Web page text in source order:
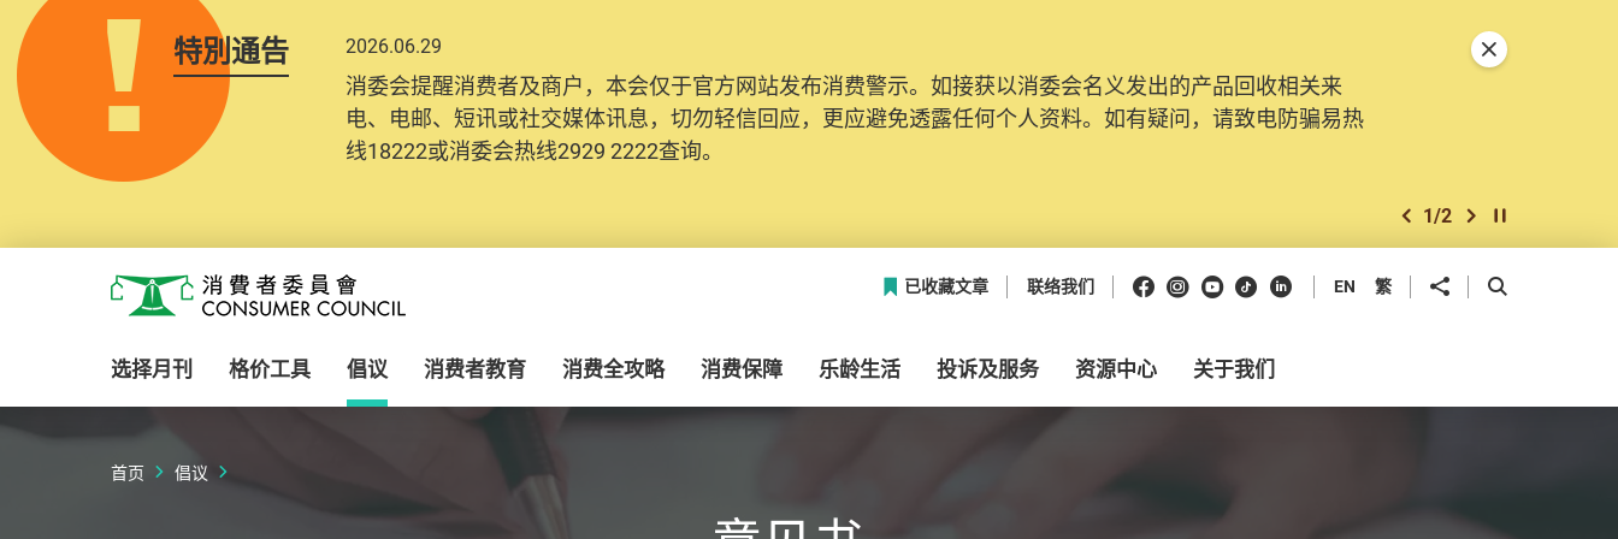
特別通告 2026.06.29
消委会提醒消费者及商户，本会仅于官方网站发布消费警示。如接获以消委会名义发出的产品回收相关来
电、电邮、短讯或社交媒体讯息，切勿轻信回应，更应避免透露任何个人资料。如有疑问，请致电防骗易热
线18222或消委会热线2929 2222查询。
上一个
1/2 下一个开始/暂停幻灯
关闭特別通告
消费者委员会
已收藏文章 联络我们 Facebook
Instagram
Youtube
抖音领英 EN 繁 分享到 开启搜寻框
选择月刊 格价工具 倡议 消费者教育 消费全攻略 消费保障 乐龄生活 投诉及服务 资源中心 关于我们
首页 倡议